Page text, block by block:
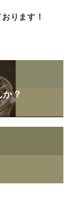
ります！
？